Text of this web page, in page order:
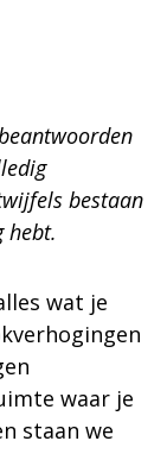
bestaan
hebt.
wat je
waar je
staan we